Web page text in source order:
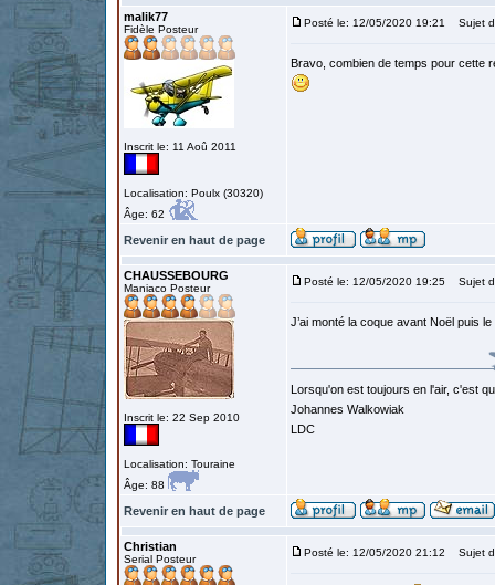
malik77
Fidèle Posteur
Inscrit le: 11 Aoû 2011
Localisation: Poulx (30320)
Âge: 62
Posté le: 12/05/2020 19:21 Sujet
Bravo, combien de temps pour cette
Revenir en haut de page
CHAUSSEBOURG
Maniaco Posteur
Inscrit le: 22 Sep 2010
Localisation: Touraine
Âge: 88
Posté le: 12/05/2020 19:25 Sujet
J’ai monté la coque avant Noël puis
Lorsqu'on est toujours en l'air, c'est
Johannes Walkowiak
LDC
Revenir en haut de page
Christian
Serial Posteur
Posté le: 12/05/2020 21:12 Sujet